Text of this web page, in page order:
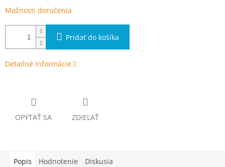
Možnosti doručenia
Pridať do košíka
Detailné informácie
OPÝTAŤ SA ZDIEĽAŤ
Popis Hodnotenie Diskusia